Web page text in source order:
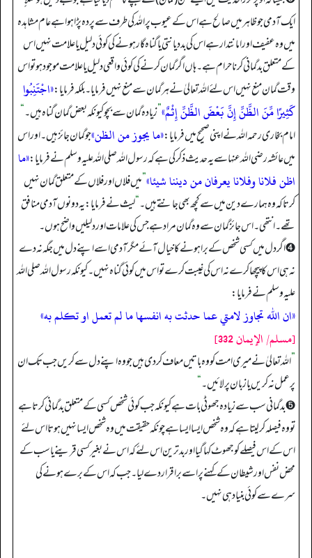
ایک آدمی جو ظاہر میں صالح ہے اس کے عیوب پر اللہ کی طرف سے پردہ پڑا ہوا ہے عام مشاہدہ
میں وہ عفیف اور امانتدار ہے اس کی بد دیانتی یا گناہ گار ہونے کی کوئی دلیل یا علامت نہیں اس
کے متعلق بدگمانی کرنا حرام ہے۔ ہاں اگر گمان کرنے کی کوئی واقعی دلیل یا علامت موجود ہو تو اس
وقت گمان منع نہیں اس لئے اللہ تعالیٰ نے ہر گمان سے منع نہیں فرمایا۔ بلکہ فرمایا:«اجْتَنِبُوا
كَثِيرًا مِّنَ الظَّنِّ إِنَّ بَعْضَ الظَّنِّ إِثْمٌ»”زیادہ گمان سے بچو کیونکہ بعض گمان گناہ ہیں۔“
امام بخاری رحمہ اللہ نے اپنی صحیح میں فرمایا:«ما يجوز من الظن»جو گمان جائز ہیں۔ اور اس
میں عائشہ رضی اللہ عنہا سے یہ حدیث ذکر کی ہے کہ رسول اللہ صلی اللہ علیہ وسلم نے فرمایا:«ما
اظن فلانا وفلانا يعرفان من ديننا شيئا»”میں فلاں اور فلاں کے متعلق گمان نہیں
کرتا کہ وہ ہمارے دین میں سے کچھ بھی جانتے ہیں۔“لیث نے فرمایا: یہ دونوں آدمی منافق
تھے۔ انتھی۔ اس جائز گمان سے وہ گمان مراد ہے جس کی علامات اور دلیلیں واضح ہوں۔
➍ اگر دل میں کسی شخص کے برا ہونے کا خیال آئے مگر آدمی اسے اپنے دل میں جگہ نہ دے
نہ ہی اس کا پیچھا کرے نہ اس کی غیبت کرے تو اس میں کوئی گناہ نہیں۔ کیونکہ رسول اللہ صلی اللہ
علیہ وسلم نے فرمایا:
«ان الله تجاوز لامتي عما حدثت به انفسها ما لم تعمل او تكلم به»
[مسلم/ الإيمان 332]
”اللہ تعالیٰ نے میری امت کو وہ باتیں معاف کر دی ہیں جو وہ اپنے دل سے کریں جب تک ان
پر عمل نہ کریں یا زبان پر لائیں۔“
➎ بدگمانی سب سے زیادہ جھوٹی بات ہے کیونکہ جب کوئی شخص کسی کے متعلق بدگمانی کرتا ہے
تو وہ فیصلہ کر لیتا ہے کہ وہ شخص ایسا ایسا ہے چونکہ حقیقت میں وہ شخص ایسا نہیں ہوتا اس لئے
اس کے اس فیصلے کو جھوٹ کہا گیا اور بدترین اس لئے کہ اس نے بغیر کسی قرینے یا سب کے
محض نفس اور شیطان کے کہنے پر اسے برا قرار دے لیا۔ جب کہ اس کے برے ہونے کی
سرے سے کوئی بنیاد ہی نہیں۔